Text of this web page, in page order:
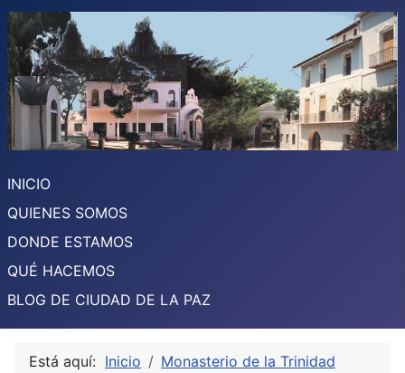
INICIO
QUIENES SOMOS
DONDE ESTAMOS
QUÉ HACEMOS
BLOG DE CIUDAD DE LA PAZ
Está aquí: Inicio
Monasterio de la Trinidad